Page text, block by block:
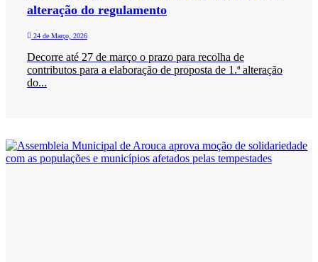
alteração do regulamento
24 de Março, 2026
Decorre até 27 de março o prazo para recolha de
contributos para a elaboração de proposta de 1.ª alteração
do...